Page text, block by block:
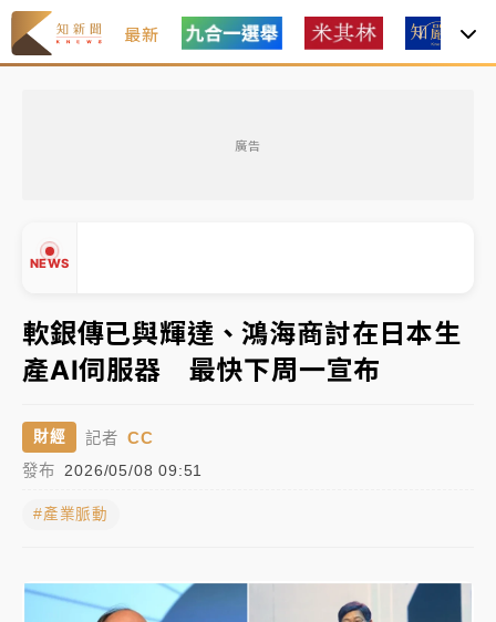
最新
廣告
NEWS
中颱白海豚環流掠北海！今明防劇烈降雨 東部高溫飆
周末精選｜ 慈濟遭詐10億完整始末曝！律師掮客大玩兩
面手法 郭台銘、蔡英文成關鍵
蔻蔡玉真開撕爆料
周末精選｜ 跨境網購族注意！EZ Way若改由政府委
父親節玩樂園！六福村今明2天「爸爸免費」 遠雄海洋
軟銀傳已與輝達、鴻海商討在日本生
產AI伺服器 最快下周一宣布
財經 記者 CC
發布 2026/05/08 09:51
#產業脈動